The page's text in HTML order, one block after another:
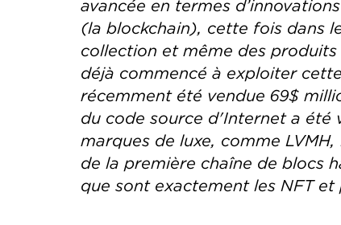
avancée en termes
(la blockchain), cette fois dans
collection et même des
déjà commencé à exploiter
récemment été vendue 69$
du code source d'Internet a été
marques de luxe, comme
de la première chaîne de blocs
que sont exactement les NFT